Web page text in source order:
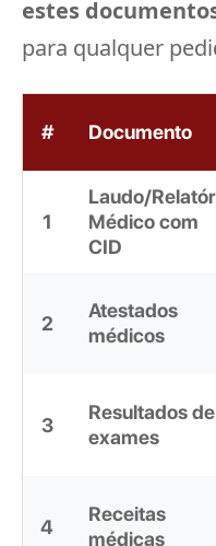
estes
para qualquer
# Documento
1
Laudo/
Médico com
CID
2
Atestados
médicos
3
Resultados de
exames
4
Receitas
médicas